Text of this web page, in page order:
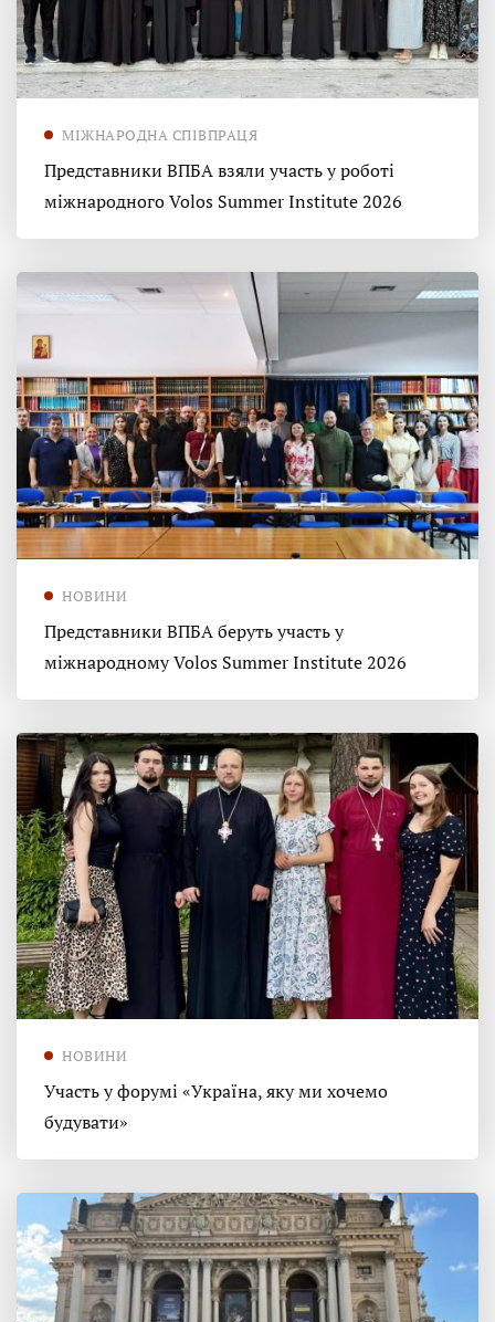
МІЖНАРОДНА СПІВПРАЦЯ
Представники ВПБА взяли участь у роботі
міжнародного Volos Summer Institute 2026
НОВИНИ
Представники ВПБА беруть участь у
міжнародному Volos Summer Institute 2026
НОВИНИ
Участь у форумі «Україна, яку ми хочемо
будувати»